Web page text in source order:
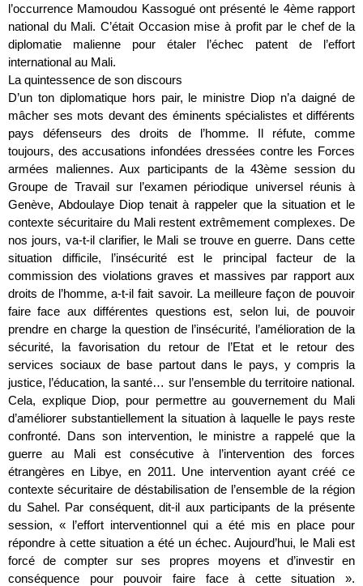
l’occurrence Mamoudou Kassogué ont présenté le 4ème rapport
national du Mali. C’était Occasion mise à profit par le chef de la
diplomatie malienne pour étaler l’échec patent de l’effort
international au Mali.
La quintessence de son discours
D’un ton diplomatique hors pair, le ministre Diop n’a daigné de
mâcher ses mots devant des éminents spécialistes et différents
pays défenseurs des droits de l’homme. Il réfute, comme
toujours, des accusations infondées dressées contre les Forces
armées maliennes. Aux participants de la 43ème session du
Groupe de Travail sur l’examen périodique universel réunis à
Genève, Abdoulaye Diop tenait à rappeler que la situation et le
contexte sécuritaire du Mali restent extrêmement complexes. De
nos jours, va-t-il clarifier, le Mali se trouve en guerre. Dans cette
situation difficile, l’insécurité est le principal facteur de la
commission des violations graves et massives par rapport aux
droits de l’homme, a-t-il fait savoir. La meilleure façon de pouvoir
faire face aux différentes questions est, selon lui, de pouvoir
prendre en charge la question de l’insécurité, l’amélioration de la
sécurité, la favorisation du retour de l’Etat et le retour des
services sociaux de base partout dans le pays, y compris la
justice, l’éducation, la santé… sur l’ensemble du territoire national.
Cela, explique Diop, pour permettre au gouvernement du Mali
d’améliorer substantiellement la situation à laquelle le pays reste
confronté. Dans son intervention, le ministre a rappelé que la
guerre au Mali est consécutive à l’intervention des forces
étrangères en Libye, en 2011. Une intervention ayant créé ce
contexte sécuritaire de déstabilisation de l’ensemble de la région
du Sahel. Par conséquent, dit-il aux participants de la présente
session, « l’effort interventionnel qui a été mis en place pour
répondre à cette situation a été un échec. Aujourd’hui, le Mali est
forcé de compter sur ses propres moyens et d’investir en
conséquence pour pouvoir faire face à cette situation ».